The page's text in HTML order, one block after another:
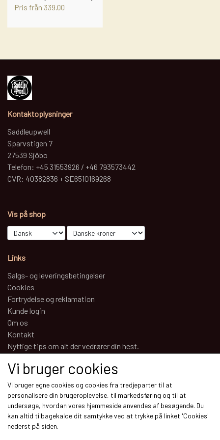
NUMBERHOLDERS - NUMMERHOLDER
FILTHATTE
Pris från 339.00
Kontaktoplysninger
Saddleupwell
Sparvstigen 7
27539 Sjöbo
Telefon: +45 31553926 / +46 793573442
CVR: 40382836 + SE6510169268
Vis på shop
Links
Salgs- og leveringsbetingelser
Cookies
Fortrydelse og reklamation
Kunde login
Om os
Kontakt
Nyttige tips om alt der vedrører din hest.
Sociale medier
Modtag vores nyhedsbrev via e-mail
Vi bruger cookies
Vi bruger egne cookies og cookies fra tredjeparter til at
personalisere din brugeroplevelse, til markedsføring og til at
undersøge, hvordan vores hjemmeside anvendes af besøgende. Du
kan altid tilbagekalde dit samtykke ved at trykke på linket 'Cookies'
nederst på siden.